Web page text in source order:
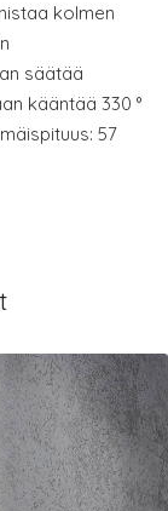
kolmen
säätää
kääntää 330 °
57